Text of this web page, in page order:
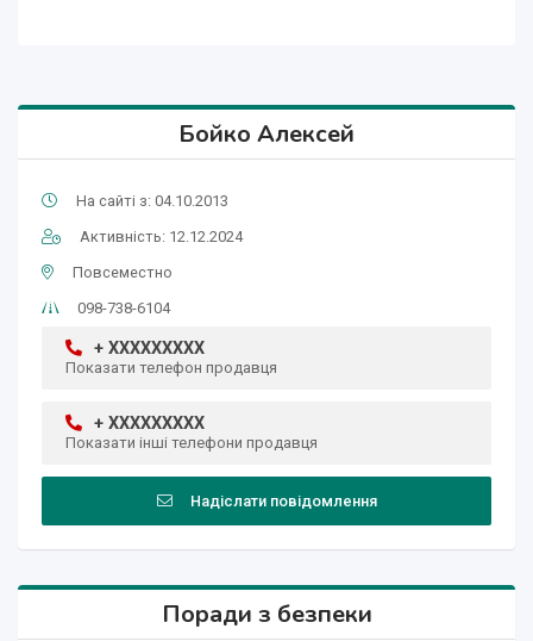
Бойко Алексей
На сайті з: 04.10.2013
Активність: 12.12.2024
Повсеместно
098-738-6104
+ XXXXXXXXX
Показати телефон продавця
+ XXXXXXXXX
Показати інші телефони продавця
Надіслати повідомлення
Поради з безпеки